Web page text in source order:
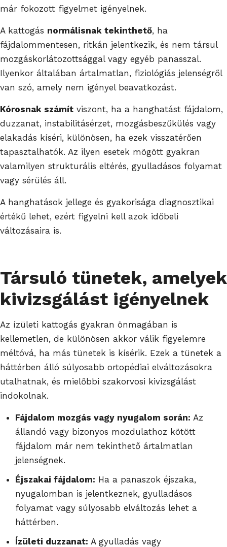
már fokozott figyelmet igényelnek.
A kattogás normálisnak tekinthető, ha
fájdalommentesen, ritkán jelentkezik, és nem társul
mozgáskorlátozottsággal vagy egyéb panasszal.
Ilyenkor általában ártalmatlan, fiziológiás jelenségről
van szó, amely nem igényel beavatkozást.
Kórosnak számít viszont, ha a hanghatást fájdalom,
duzzanat, instabilitásérzet, mozgásbeszűkülés vagy
elakadás kíséri, különösen, ha ezek visszatérően
tapasztalhatók. Az ilyen esetek mögött gyakran
valamilyen strukturális eltérés, gyulladásos folyamat
vagy sérülés áll.
A hanghatások jellege és gyakorisága diagnosztikai
értékű lehet, ezért figyelni kell azok időbeli
változásaira is.
Társuló tünetek, amelyek
kivizsgálást igényelnek
Az ízületi kattogás gyakran önmagában is
kellemetlen, de különösen akkor válik figyelemre
méltóvá, ha más tünetek is kísérik. Ezek a tünetek a
háttérben álló súlyosabb ortopédiai elváltozásokra
utalhatnak, és mielőbbi szakorvosi kivizsgálást
indokolnak.
Fájdalom mozgás vagy nyugalom során: Az
állandó vagy bizonyos mozdulathoz kötött
fájdalom már nem tekinthető ártalmatlan
jelenségnek.
Éjszakai fájdalom: Ha a panaszok éjszaka,
nyugalomban is jelentkeznek, gyulladásos
folyamat vagy súlyosabb elváltozás lehet a
háttérben.
Ízületi duzzanat: A gyulladás vagy